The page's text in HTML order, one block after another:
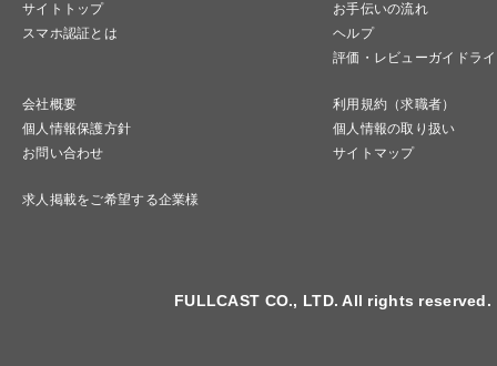
サイトトップ
お手伝いの流れ
スマホ認証とは
ヘルプ
評価・レビューガイドラ
会社概要
利用規約（求職者）
個人情報保護方針
個人情報の取り扱い
お問い合わせ
サイトマップ
求人掲載をご希望する企業様
FULLCAST CO., LTD. All rights reserved.